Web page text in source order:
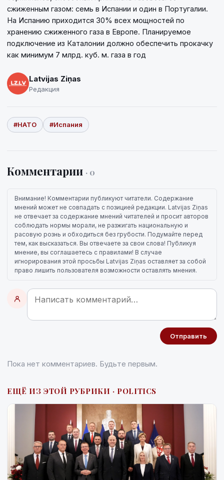
сжиженным газом: семь в Испании и один в Португалии.
На Испанию приходится 30% всех мощностей по
хранению сжиженного газа в Европе. Планируемое
подключение из Каталонии должно обеспечить прокачку
как минимум 7 млрд. куб. м. газа в год
Latvijas Ziņas
Редакция
#НАТО #Испания
Комментарии · 0
Внимание! Комментарии публикуют читатели. Содержание
мнений может не совпадать с позицией редакции. Latvijas Ziņas
не отвечает за содержание мнений читателей и просит авторов
соблюдать нормы морали, не разжигать национальную и
расовую рознь и обходиться без грубости. Подумайте перед
тем, как высказаться. Вы отвечаете за свои слова! Публикуя
мнение, вы соглашаетесь с правилами! В случае
игнорирования этой просьбы Latvijas Ziņas оставляет за собой
право лишить пользователя возможности оставлять мнения.
Отправить
Пока нет комментариев. Будьте первым.
ЕЩЁ ИЗ ЭТОЙ РУБРИКИ · POLITICS